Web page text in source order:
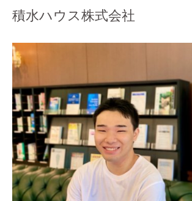
積水ハウス株式会社